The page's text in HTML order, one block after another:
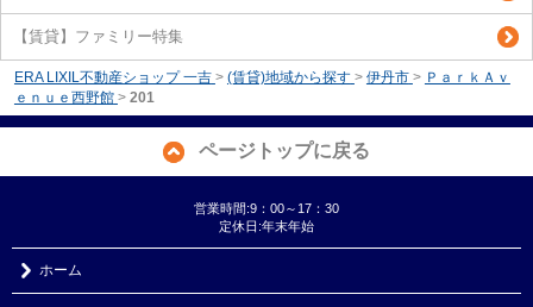
【賃貸】ファミリー特集
ERA LIXIL不動産ショップ 一吉 > (賃貸)地域から探す > 伊丹市 > ＰａｒｋＡｖ
ｅｎｕｅ西野館 > 201
ページトップに戻る
営業時間:9：00～17：30
定休日:年末年始
ホーム